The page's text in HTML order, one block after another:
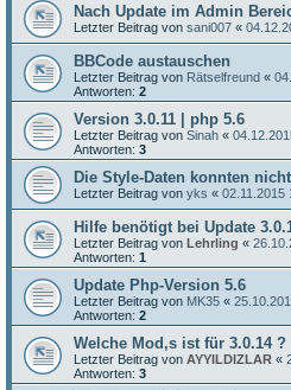
Nach Update im Admin
Letzter Beitrag von sani007 «
BBCode austauschen
Letzter Beitrag von Rätselfreund «
Antworten: 2
Version 3.0.11 | php 5.6
Letzter Beitrag von Sinah «
Antworten: 3
Die Style-Daten konnten
Letzter Beitrag von yks « 02.11.2015
Hilfe benötigt bei Update
Letzter Beitrag von Lehrling «
Antworten: 1
Update Php-Version 5.6
Letzter Beitrag von MK35 «
Antworten: 2
Welche Mod,s ist für 3.0.14 ?
Letzter Beitrag von AYYILDIZLAR «
Antworten: 3